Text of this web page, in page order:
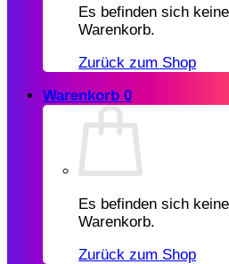
Es befinden sich
Warenkorb.
Zurück zum Shop
Warenkorb 0
Es befinden sich
Warenkorb.
Zurück zum Shop